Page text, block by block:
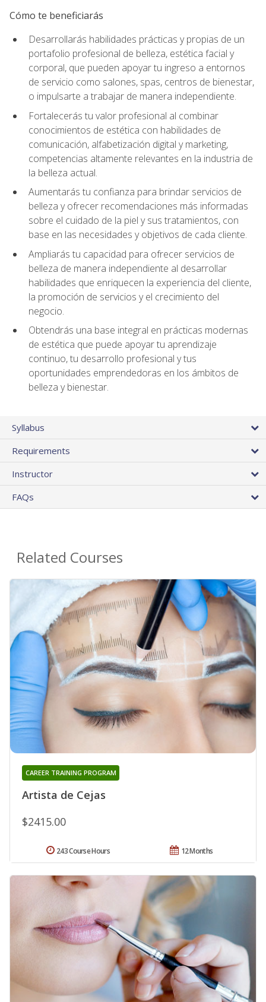
Cómo te beneficiarás
Desarrollarás habilidades prácticas y propias de un
portafolio profesional de belleza, estética facial y
corporal, que pueden apoyar tu ingreso a entornos
de servicio como salones, spas, centros de bienestar,
o impulsarte a trabajar de manera independiente.
Fortalecerás tu valor profesional al combinar
conocimientos de estética con habilidades de
comunicación, alfabetización digital y marketing,
competencias altamente relevantes en la industria de
la belleza actual.
Aumentarás tu confianza para brindar servicios de
belleza y ofrecer recomendaciones más informadas
sobre el cuidado de la piel y sus tratamientos, con
base en las necesidades y objetivos de cada cliente.
Ampliarás tu capacidad para ofrecer servicios de
belleza de manera independiente al desarrollar
habilidades que enriquecen la experiencia del cliente,
la promoción de servicios y el crecimiento del
negocio.
Obtendrás una base integral en prácticas modernas
de estética que puede apoyar tu aprendizaje
continuo, tu desarrollo profesional y tus
oportunidades emprendedoras en los ámbitos de
belleza y bienestar.
Syllabus
Requirements
Instructor
FAQs
Related Courses
Artista de Cejas
CAREER TRAINING PROGRAM
$2415.00
12 Months
243 Course Hours